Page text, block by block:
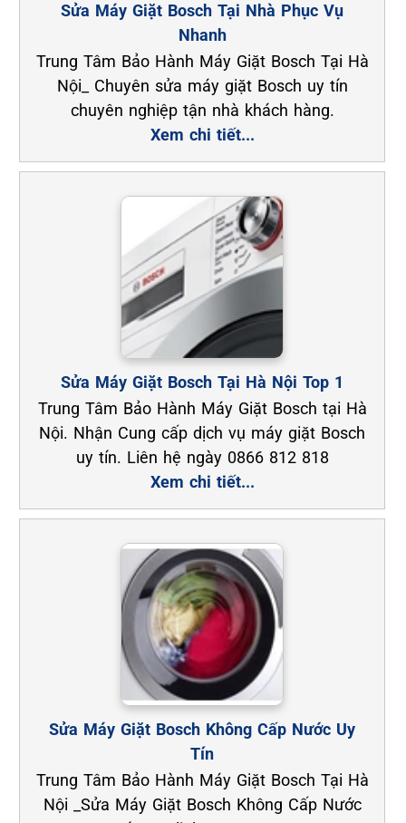
Sửa Máy Giặt Bosch Tại Nhà Phục Vụ
Nhanh
Trung Tâm Bảo Hành Máy Giặt Bosch Tại Hà
Nội_ Chuyên sửa máy giặt Bosch uy tín
chuyên nghiệp tận nhà khách hàng.
Xem chi tiết...
Sửa Máy Giặt Bosch Tại Hà Nội Top 1
Trung Tâm Bảo Hành Máy Giặt Bosch tại Hà
Nội. Nhận Cung cấp dịch vụ máy giặt Bosch
uy tín. Liên hệ ngày 0866 812 818
Xem chi tiết...
Sửa Máy Giặt Bosch Không Cấp Nước Uy
Tín
Trung Tâm Bảo Hành Máy Giặt Bosch Tại Hà
Nội _Sửa Máy Giặt Bosch Không Cấp Nước